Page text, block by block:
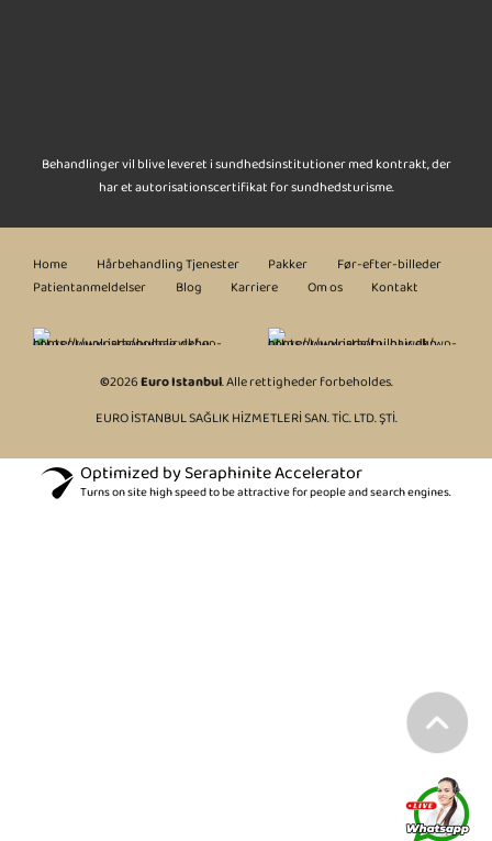
Behandlinger vil blive leveret i sundhedsinstitutioner med kontrakt, der
har et autorisationscertifikat for sundhedsturisme.
Home Hårbehandling Tjenester Pakker
Før-efter-billeder
Patientanmeldelser
Blog Karriere Om os Kontakt
©2026Euro Istanbul. Alle rettigheder forbeholdes.
EURO İSTANBUL SAĞLIK HİZMETLERİ SAN. TİC. LTD. ŞTİ.
Optimized by Seraphinite Accelerator
Turns on site high speed to be attractive for people and search engines.